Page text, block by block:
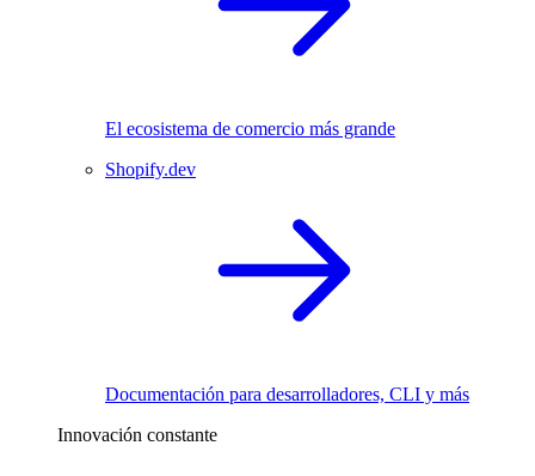
El ecosistema de comercio más grande
Shopify.dev
Documentación para desarrolladores, CLI y más
Innovación constante